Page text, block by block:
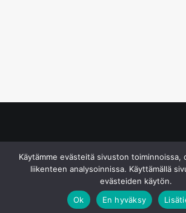
Käytämme evästeitä sivuston toiminnoissa,
liikenteen analysoinnissa. Käyttämällä
evästeiden käytön.
Ok
En hyväksy